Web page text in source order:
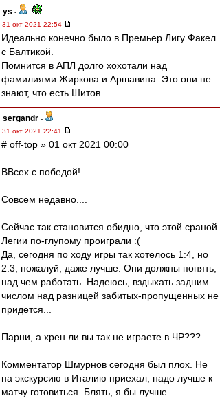
ys -
31 окт 2021 22:54
Идеально конечно было в Премьер Лигу Факел
с Балтикой.
Помнится в АПЛ долго хохотали над
фамилиями Жиркова и Аршавина. Это они не
знают, что есть Шитов.
sergandr -
31 окт 2021 22:41
# off-top » 01 окт 2021 00:00
ВВсех с победой!
Совсем недавно....
Сейчас так становится обидно, что этой сраной
Легии по-глупому проиграли :(
Да, сегодня по ходу игры так хотелось 1:4, но
2:3, пожалуй, даже лучше. Они должны понять,
над чем работать. Надеюсь, вздыхать задним
числом над разницей забитых-пропущенных не
придется...
Парни, а хрен ли вы так не играете в ЧР???
Комментатор Шмурнов сегодня был плох. Не
на экскурсию в Италию приехал, надо лучше к
матчу готовиться. Блять, я бы лучше